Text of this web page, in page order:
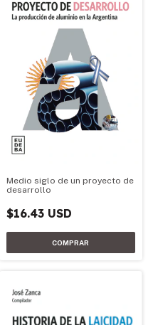
Medio siglo de un proyecto de
desarrollo
$16.43 USD